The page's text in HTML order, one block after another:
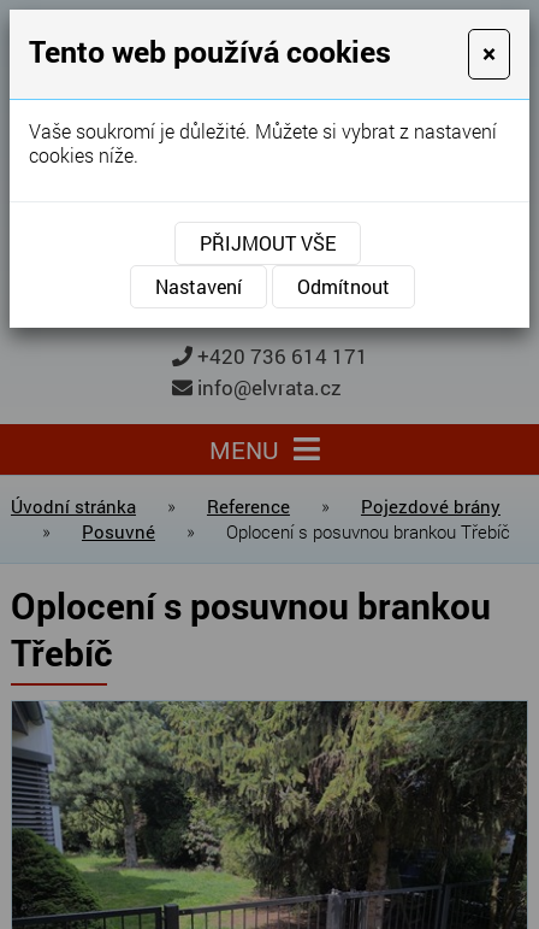
GARÁŽOVÁ VRATA
Karel Procházka
Garážová vrata, brány, ploty ...
Kontaktujte nás
KONTAKTUJTE NÁS
+420 736 614 171
info@elvrata.cz
MENU
Úvodní stránka » Reference »
Pojezdové brány
»
Posuvné » Oplocení s posuvnou brankou Třebíč
Oplocení s posuvnou brankou
Třebíč
Tento web používá cookies ×
Vaše soukromí je důležité. Můžete si vybrat z nastavení
cookies níže.
PŘIJMOUT VŠE
Nastavení
Odmítnout